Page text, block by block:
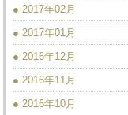
● 2017年02月
● 2017年01月
● 2016年12月
● 2016年11月
● 2016年10月